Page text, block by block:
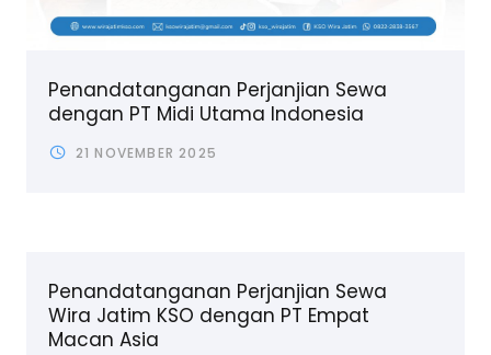
Penandatanganan Perjanjian Sewa
dengan PT Midi Utama Indonesia
21 NOVEMBER 2025
Penandatanganan Perjanjian Sewa
Wira Jatim KSO dengan PT Empat
Macan Asia